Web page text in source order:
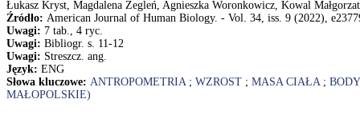
Łukasz Kryst, Magdalena Żegleń, Agnieszka Woronkowicz, Kowal
Źródło: American Journal of Human Biology. - Vol. 34, iss. 9 (2022),
Uwagi: 7 tab., 4 ryc.
Uwagi: Bibliogr. s. 11-12
Uwagi: Streszcz. ang.
Język: ENG
Słowa kluczowe: ANTROPOMETRIA; WZROST ; MASA CIAŁA;
MAŁOPOLSKIE)